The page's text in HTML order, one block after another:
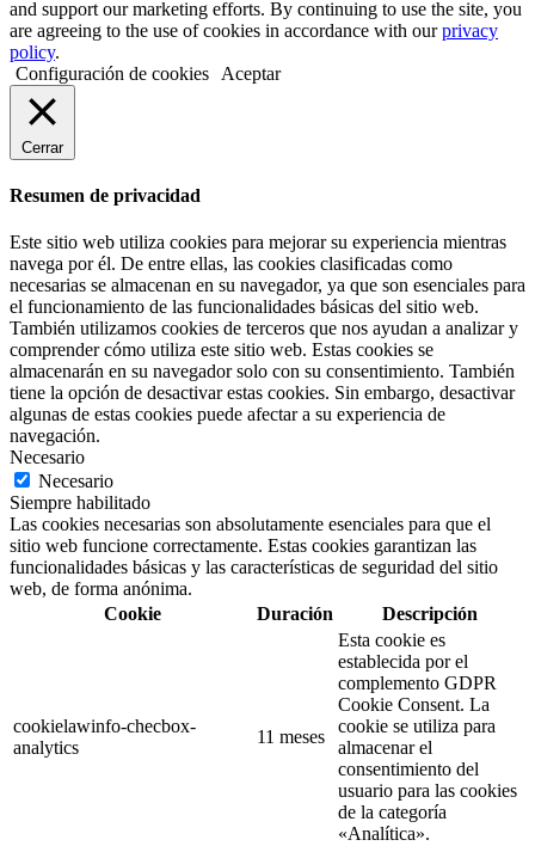
and support our marketing efforts. By continuing to use the site, you
are agreeing to the use of cookies in accordance with ourprivacy
policy.
Configuración de cookies
Aceptar
Cerrar
Resumen de privacidad
Este sitio web utiliza cookies para mejorar su experiencia mientras
navega por él. De entre ellas, las cookies clasificadas como
necesarias se almacenan en su navegador, ya que son esenciales para
el funcionamiento de las funcionalidades básicas del sitio web.
También utilizamos cookies de terceros que nos ayudan a analizar y
comprender cómo utiliza este sitio web. Estas cookies se
almacenarán en su navegador solo con su consentimiento. También
tiene la opción de desactivar estas cookies. Sin embargo, desactivar
algunas de estas cookies puede afectar a su experiencia de
navegación.
Necesario
Necesario
Siempre habilitado
Las cookies necesarias son absolutamente esenciales para que el
sitio web funcione correctamente. Estas cookies garantizan las
funcionalidades básicas y las características de seguridad del sitio
web, de forma anónima.
Cookie
Duración Descripción
cookielawinfo-checbox-
analytics
11 meses
Esta cookie es
establecida por el
complemento GDPR
Cookie Consent. La
cookie se utiliza para
almacenar el
consentimiento del
usuario para las cookies
de la categoría
«Analítica».